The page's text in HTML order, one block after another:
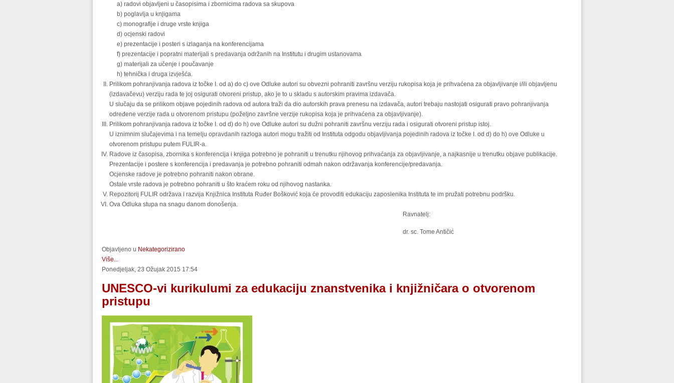
a) radovi objavljeni u časopisima i zbornicima radova sa skupova
b) poglavlja u knjigama
c) monografije i druge vrste knjiga
d) ocjenski radovi
e) prezentacije i posteri s izlaganja na konferencijama
f) prezentacije i popratni materijali s predavanja održanih na Institutu i drugim ustanovama
g) materijali za učenje i poučavanje
h) tehnička i druga izvješća.
Prilikom pohranjivanja radova iz točke I. od a) do c) ove Odluke autori su obvezni pohraniti završnu verziju rukopisa koja je prihvaćena za objavljivanje i/ili objavljenu
(izdavačevu) verziju rada te joj osigurati otvoreni pristup, ako je to u skladu s autorskim pravima izdavača.
U slučaju da se prilikom objave pojedinih radova od autora traži da dio autorskih prava prenesu na izdavača, autori trebaju nastojati osigurati pravo pohranjivanja
određene verzije rada u otvorenom pristupu (poželjno završne verzije rukopisa koja je prihvaćena za objavljivanje).
Prilikom pohranjivanja radova iz točke I. od d) do h) ove Odluke autori su dužni pohraniti završnu verziju rada i osigurati otvoreni pristup istoj.
U iznimnim slučajevima i na temelju opravdanih razloga autori mogu tražiti od Instituta odgodu objavljivanja pojedinih radova iz točke I. od d) do h) ove Odluke u
otvorenom pristupu putem FULIR-a.
Radove iz časopisa, zbornika s konferencija i knjiga potrebno je pohraniti u trenutku njihovog prihvaćanja za objavljivanje, a najkasnije u trenutku objave publikacije.
Prezentacije i postere s konferencija i predavanja je potrebno pohraniti odmah nakon održavanja konferencije/predavanja.
Ocjenske radove je potrebno pohraniti nakon obrane.
Ostale vrste radova je potrebno pohraniti u što kraćem roku od njihovog nastanka.
Repozitorij FULIR održava i razvija Knjižnica Instituta Ruđer Bošković koja će provoditi edukaciju zaposlenika Instituta te im pružati potrebnu podršku.
Ova Odluka stupa na snagu danom donošenja.
Ravnatelj:
dr. sc. Tome Antičić
Objavljeno u Nekategorizirano
Više...
Ponedjeljak, 23 Ožujak 2015 17:54
UNESCO-vi kurikulumi za edukaciju znanstvenika i knjižničara o otvorenom
pristupu